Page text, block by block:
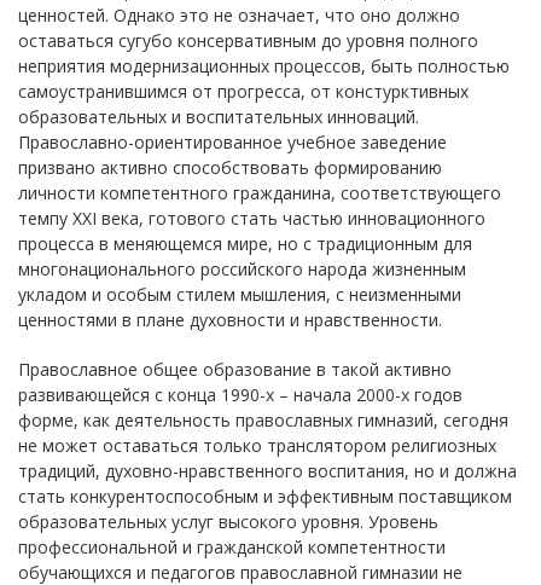
ценностей. Однако это не означает, что оно должно
оставаться сугубо консервативным до уровня полного
неприятия модернизационных процессов, быть полностью
самоустранившимся от прогресса, от констурктивных
образовательных и воспитательных инноваций.
Православно-ориентированное учебное заведение
призвано активно способствовать формированию
личности компетентного гражданина, соответствующего
темпу XXI века, готового стать частью инновационного
процесса в меняющемся мире, но с традиционным для
многонационального российского народа жизненным
укладом и особым стилем мышления, с неизменными
ценностями в плане духовности и нравственности.
Православное общее образование в такой активно
развивающейся с конца 1990-х – начала 2000-х годов
форме, как деятельность православных гимназий, сегодня
не может оставаться только транслятором религиозных
традиций, духовно-нравственного воспитания, но и должна
стать конкурентоспособным и эффективным поставщиком
образовательных услуг высокого уровня. Уровень
профессиональной и гражданской компетентности
обучающихся и педагогов православной гимназии не